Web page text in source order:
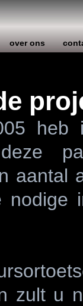
over ons
aantal
zult u